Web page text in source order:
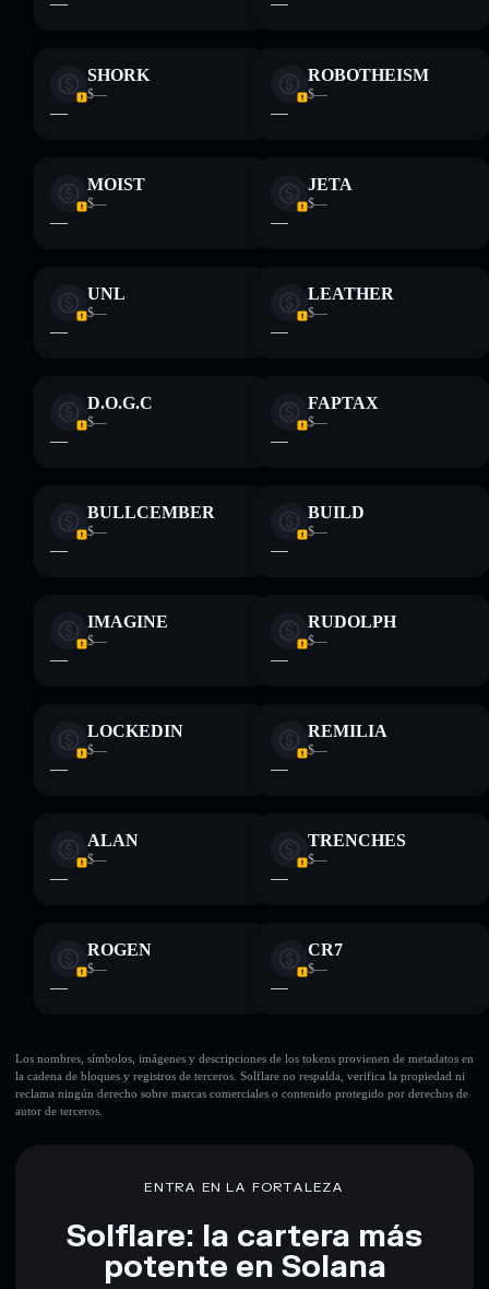
SHORK
$—
—
ROBOTHEISM
$—
—
MOIST
$—
—
JETA
$—
—
UNL
$—
—
LEATHER
$—
—
D.O.G.C
$—
—
FAPTAX
$—
—
BULLCEMBER
$—
—
BUILD
$—
—
IMAGINE
$—
—
RUDOLPH
$—
—
LOCKEDIN
$—
—
REMILIA
$—
—
ALAN
$—
—
TRENCHES
$—
—
ROGEN
$—
—
CR7
$—
—
Los nombres, símbolos, imágenes y descripciones de los tokens provienen de metadatos en
la cadena de bloques y registros de terceros. Solflare no respalda, verifica la propiedad ni
reclama ningún derecho sobre marcas comerciales o contenido protegido por derechos de
autor de terceros.
ENTRA EN LA FORTALEZA
Solflare: la cartera más
potente en Solana